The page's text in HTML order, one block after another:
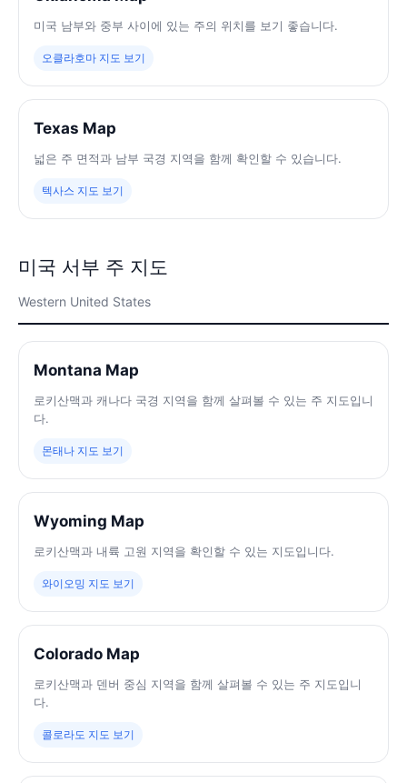
미국 남부와 중부 사이에 있는 주의 위치를 보기 좋습니다.
오클라호마 지도 보기
Texas Map
넓은 주 면적과 남부 국경 지역을 함께 확인할 수 있습니다.
텍사스 지도 보기
미국 서부 주 지도
Western United States
Montana Map
로키산맥과 캐나다 국경 지역을 함께 살펴볼 수 있는 주 지도입니
다.
몬태나 지도 보기
Wyoming Map
로키산맥과 내륙 고원 지역을 확인할 수 있는 지도입니다.
와이오밍 지도 보기
Colorado Map
로키산맥과 덴버 중심 지역을 함께 살펴볼 수 있는 주 지도입니
다.
콜로라도 지도 보기